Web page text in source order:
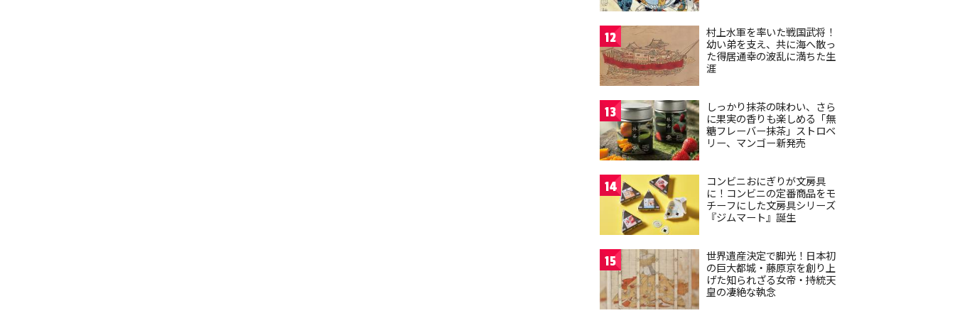
12
村上水軍を率いた戦国武将！
幼い弟を支え、共に海へ散っ
た得居通幸の波乱に満ちた生
涯
13
しっかり抹茶の味わい、さら
に果実の香りも楽しめる「無
糖フレーバー抹茶」ストロベ
リー、マンゴー新発売
14
コンビニおにぎりが文房具
に！コンビニの定番商品をモ
チーフにした文房具シリーズ
『ジムマート』誕生
15
世界遺産決定で脚光！日本初
の巨大都城・藤原京を創り上
げた知られざる女帝・持統天
皇の凄絶な執念